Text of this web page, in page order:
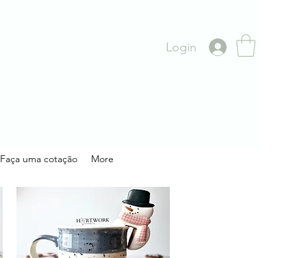
Login
Faça uma cotação More